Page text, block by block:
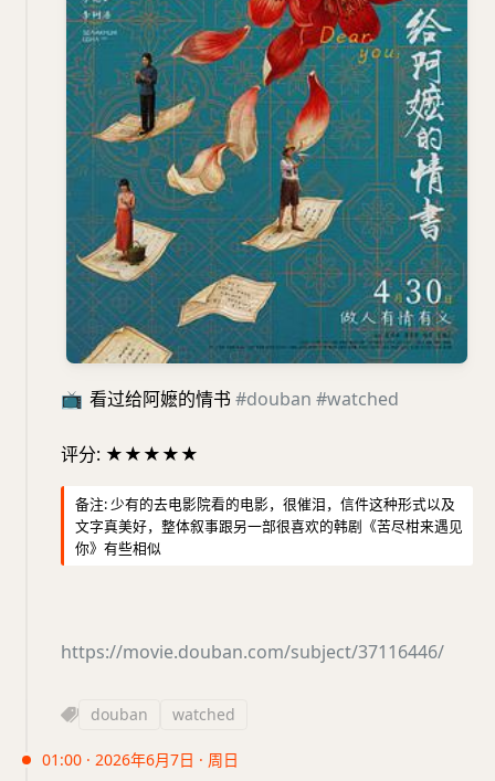
📺 看过给阿嬷的情书 #douban #watched
评分: ★★★★★
备注: 少有的去电影院看的电影，很催泪，信件这种形式以及
文字真美好，整体叙事跟另一部很喜欢的韩剧《苦尽柑来遇见
你》有些相似
https://movie.douban.com/subject/37116446/
douban watched
01:00 · 2026年6月7日 · 周日